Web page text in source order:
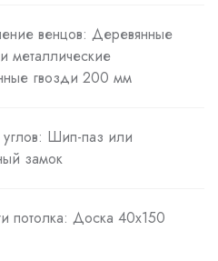
венцов: Деревянные
металлические
гвозди 200 мм
Шип-паз или
замок
потолка: Доска 40х150